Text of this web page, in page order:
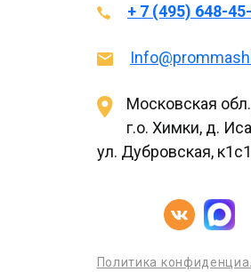
+ 7 (495) 648-
Московская
г.о. Химки, д.
ул. Дубровская,
Политика